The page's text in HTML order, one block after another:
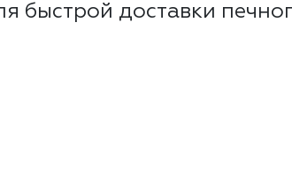
быстрой доставки